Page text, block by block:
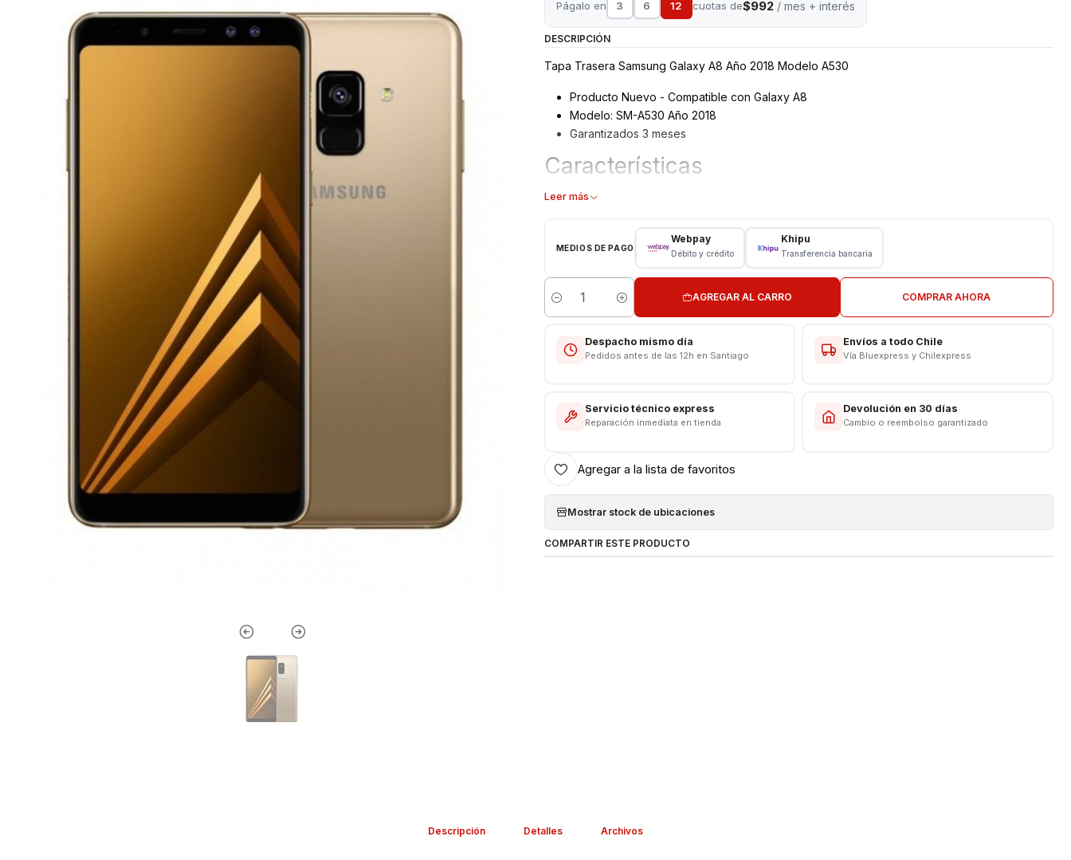
Págalo en 3 6 12 cuotas de$992/ mes + interés
DESCRIPCIÓN
Tapa Trasera Samsung Galaxy A8 Año 2018 Modelo A530
Producto Nuevo - Compatible con Galaxy A8
Modelo: SM-A530 Año 2018
Garantizados 3 meses
Características
Tapa Trasera Samsung
Color: CONSULTAR
Consulte colores disponibles antes de rematar
Leer más
MEDIOS DE PAGO
Webpay
Débito y crédito
Khipu
Transferencia bancaria
Cantidad
AGREGAR AL CARRO COMPRAR AHORA
Despacho mismo día
Pedidos antes de las 12h en Santiago
Envíos a todo Chile
Vía Bluexpress y Chilexpress
Servicio técnico express
Reparación inmediata en tienda
Devolución en 30 días
Cambio o reembolso garantizado
Agregar a la lista de favoritos
Mostrar stock de ubicaciones
COMPARTIR ESTE PRODUCTO
Descripción Detalles Archivos